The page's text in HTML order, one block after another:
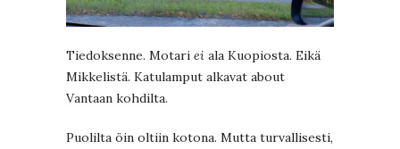
Tiedoksenne. Motari ei ala Kuopiosta. Eikä
Mikkelistä. Katulamput alkavat about
Vantaan kohdilta.
Puolilta öin oltiin kotona. Mutta turvallisesti,